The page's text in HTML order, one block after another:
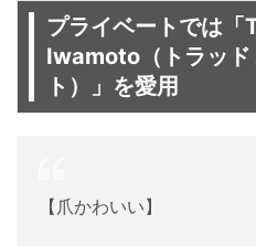
プライベートでは
Iwamoto（トラッド
ト）」を愛用
【爪かわいい】